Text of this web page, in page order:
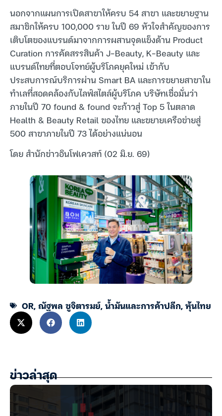
นอกจากแผนการเปิดสาขาให้ครบ 54 สาขา และขยายฐาน
สมาชิกให้ครบ 100,000 ราย ในปี 69 หัวใจสำคัญของการ
เติบโตของแบรนด์มาจากการผสานจุดแข็งด้าน Product
Curation การคัดสรรสินค้า J-Beauty, K-Beauty และ
แบรนด์ไทยที่ตอบโจทย์ผู้บริโภคยุคใหม่ เข้ากับ
ประสบการณ์บริการผ่าน Smart BA และการขยายสาขาใน
ทำเลที่สอดคล้องกับไลฟ์สไตล์ผู้บริโภค บริษัทเชื่อมั่นว่า
ภายในปี 70 found & found จะก้าวสู่ Top 5 ในตลาด
Health & Beauty Retail ของไทย และขยายเครือข่ายสู่
500 สาขาภายในปี 73 ได้อย่างแน่นอน
โดย สำนักข่าวอินโฟเควสท์ (02 มิ.ย. 69)
OR,ณัฐพล ชูจิตารมย์,น้ำมันและการค้าปลีก,หุ้นไทย
ข่าวล่าสุด